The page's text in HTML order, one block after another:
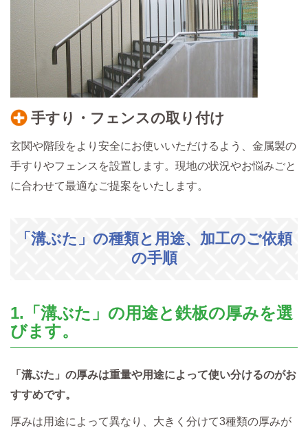
手すり・フェンスの取り付け
玄関や階段をより安全にお使いいただけるよう、金属製の
手すりやフェンスを設置します。現地の状況やお悩みごと
に合わせて最適なご提案をいたします。
「溝ぶた」の種類と用途、加工のご依頼
の手順
1.「溝ぶた」の用途と鉄板の厚みを選
びます。
「溝ぶた」の厚みは重量や用途によって使い分けるのがお
すすめです。
厚みは用途によって異なり、大きく分けて3種類の厚みが